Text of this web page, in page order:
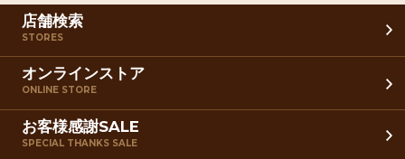
店舗検索
STORES
オンラインストア
ONLINE STORE
お客様感謝SALE
SPECIAL THANKS SALE